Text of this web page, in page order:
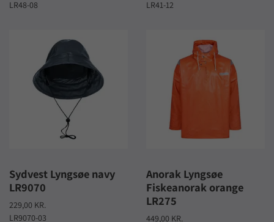
LR48-08
LR41-12
Sydvest Lyngsøe navy
LR9070
229,00 KR.
LR9070-03
Anorak Lyngsøe
Fiskeanorak orange
LR275
449,00 KR.